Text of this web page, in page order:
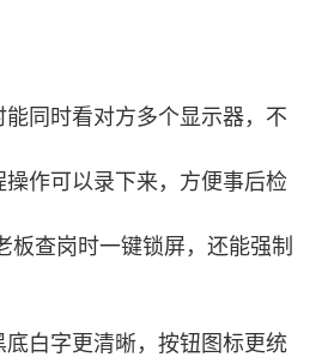
同时看对方多个显示器，不
作可以录下来，方便事后检
板查岗时一键锁屏，还能强制
白字更清晰，按钮图标更统